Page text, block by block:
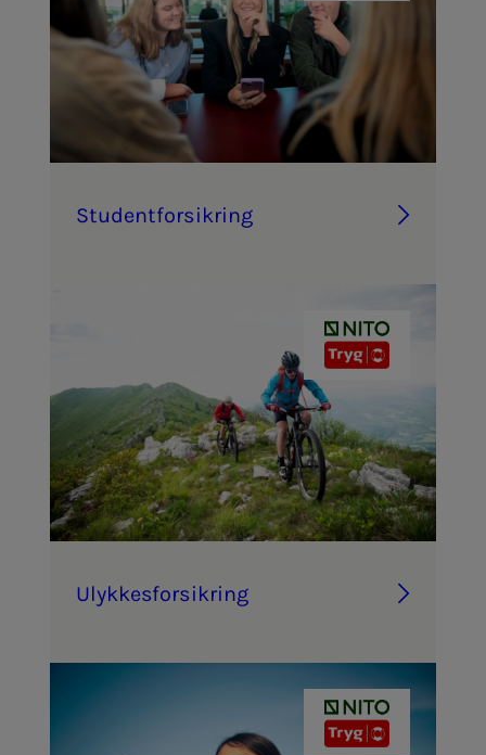
Stu­­­den­t­­­for­­­sik­ring
Ulyk­­­kes­­­for­­­sik­ring